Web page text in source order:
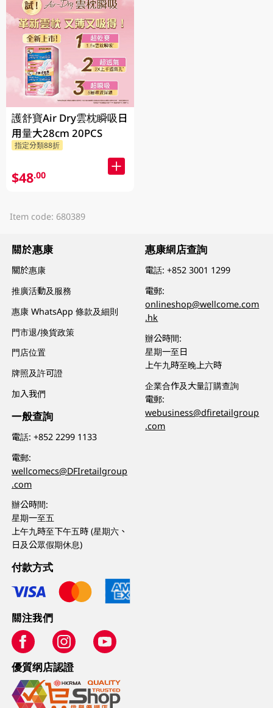
護舒寶Air Dry雲枕瞬吸日
用量大28cm 20PCS
指定分類88折
$48.00
Item code: 680389
關於惠康
關於惠康
推廣活動及服務
惠康 WhatsApp 條款及細則
門市退/換貨政策
門店位置
牌照及許可證
加入我們
一般查詢
電話:+852 2299 1133
電郵:
wellcomecs@DFIretailgroup
.com
辦公時間:
星期一至五
上午九時至下午五時 (星期六、
日及公眾假期休息)
惠康網店查詢
電話:+852 3001 1299
電郵:
onlineshop@wellcome.com
.hk
辦公時間:
星期一至日
上午九時至晚上六時
企業合作及大量訂購查詢
電郵:
webusiness@dfiretailgroup
.com
付款方式
關注我們
優質纲店認證